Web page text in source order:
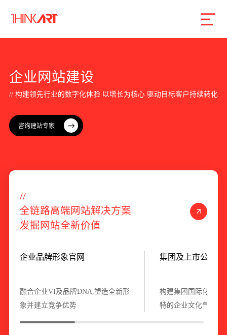
服务 案例 行业
数字产品研发
品牌形象设计
企业 网 站建设
// 构建领先行业的数字化体验 以增长为核心 驱动 目 标客户持续转化
咨询建站专家
//
全链路高端网 站解决方案
发掘 网 站全新价值
企业品牌形象官网
融合企业VI及品牌DNA,塑造全新形
象并建立竞争优势
集团及上市公司官
构建集团国际化形象
特的企业文化气息